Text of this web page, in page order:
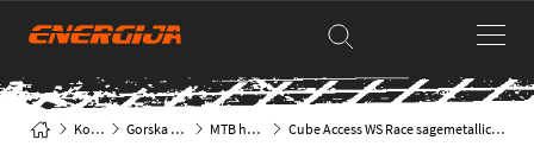
Kolesa Gorska kolesa MTB hardtail Cube Access WS Race sagemetallic´n´petrol kolo